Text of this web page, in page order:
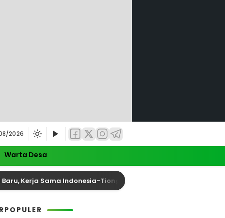
2026
Warta Desa
Kerja Sama Indonesia-Tiongkok Diperkuat